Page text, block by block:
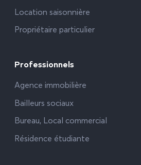
Location saisonnière
Propriétaire particulier
Professionnels
Agence immobilière
Bailleurs sociaux
Bureau, Local commercial
Résidence étudiante